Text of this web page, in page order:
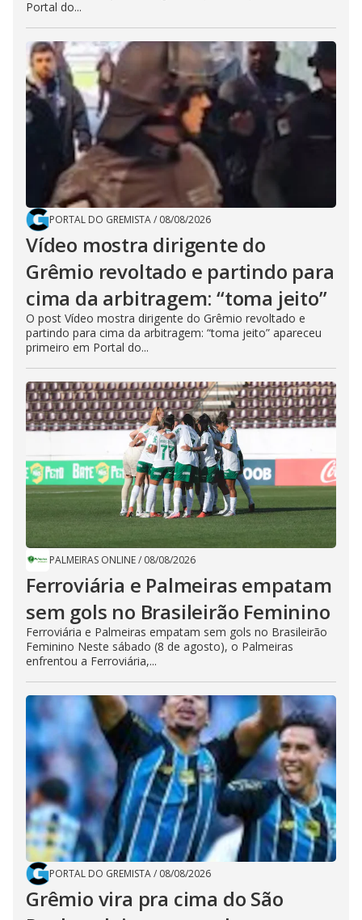
Portal do...
PORTAL DO GREMISTA/ 08/08/2026
Vídeo mostra dirigente do
Grêmio revoltado e partindo para
cima da arbitragem: “toma jeito”
O post Vídeo mostra dirigente do Grêmio revoltado e
partindo para cima da arbitragem: “toma jeito” apareceu
primeiro em Portal do...
PALMEIRAS ONLINE/ 08/08/2026
Ferroviária e Palmeiras empatam
sem gols no Brasileirão Feminino
Ferroviária e Palmeiras empatam sem gols no Brasileirão
Feminino Neste sábado (8 de agosto), o Palmeiras
enfrentou a Ferroviária,...
PORTAL DO GREMISTA/ 08/08/2026
Grêmio vira pra cima do São